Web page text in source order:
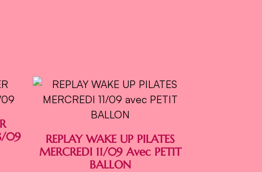
09
REPLAY WAKE UP PILATES
MERCREDI 11/09 Avec PETIT
BALLON